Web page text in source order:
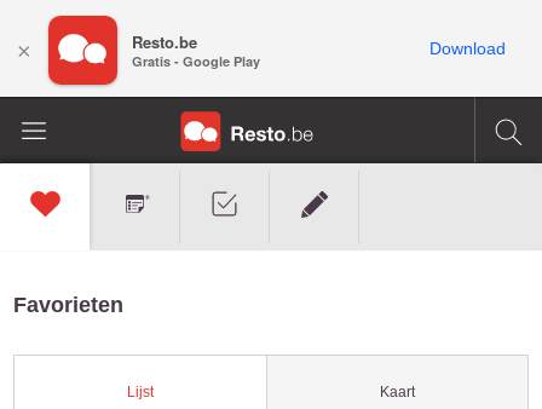
Favorieten
Lijst Kaart
× Resto.be
Gratis - Google Play
Download